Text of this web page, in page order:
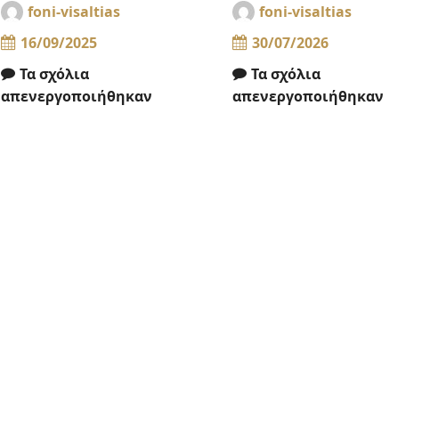
foni-visaltias
16/09/2025
Τα σχόλια
απενεργοποιήθηκαν
foni-visaltias
30/07/2026
Τα σχόλια
απενεργοποιήθηκαν